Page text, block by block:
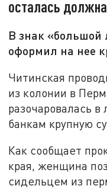
осталась
В знак «большой
оформил на нее
Читинская
из колонии в
разочаровалась
банкам крупную
Как сообщает
края, женщина
сидельцем из